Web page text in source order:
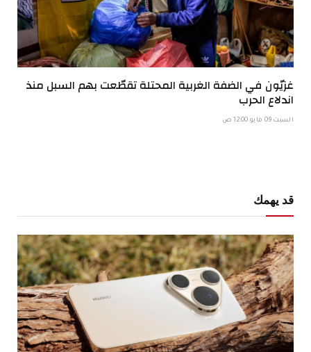
غزيّون في الضفة الغربية المحتلة تقطّعت بهم السبل منذ
اندلاع الحرب
السبت 09 مايو 12:00 ص
قد يهمك